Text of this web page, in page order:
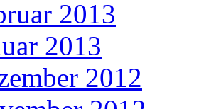
2013
2013
2012